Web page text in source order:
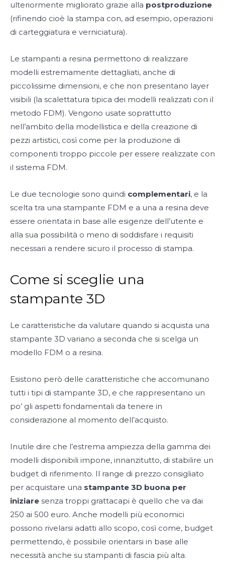
ulteriormente migliorato grazie alla postproduzione
(rifinendo cioè la stampa con, ad esempio, operazioni
di carteggiatura e verniciatura).
Le stampanti a resina permettono di realizzare
modelli estremamente dettagliati, anche di
piccolissime dimensioni, e che non presentano layer
visibili (la scalettatura tipica dei modelli realizzati con il
metodo FDM). Vengono usate soprattutto
nell’ambito della modellistica e della creazione di
pezzi artistici, così come per la produzione di
componenti troppo piccole per essere realizzate con
il sistema FDM.
Le due tecnologie sono quindi complementari, e la
scelta tra una stampante FDM e a una a resina deve
essere orientata in base alle esigenze dell’utente e
alla sua possibilità o meno di soddisfare i requisiti
necessari a rendere sicuro il processo di stampa.
Come si sceglie una
stampante 3D
Le caratteristiche da valutare quando si acquista una
stampante 3D variano a seconda che si scelga un
modello FDM o a resina.
Esistono però delle caratteristiche che accomunano
tutti i tipi di stampante 3D, e che rappresentano un
po’ gli aspetti fondamentali da tenere in
considerazione al momento dell’acquisto.
Inutile dire che l’estrema ampiezza della gamma dei
modelli disponibili impone, innanzitutto, di stabilire un
budget di riferimento. Il range di prezzo consigliato
per acquistare una stampante 3D buona per
iniziare senza troppi grattacapi è quello che va dai
250 ai 500 euro. Anche modelli più economici
possono rivelarsi adatti allo scopo, così come, budget
permettendo, è possibile orientarsi in base alle
necessità anche su stampanti di fascia più alta.